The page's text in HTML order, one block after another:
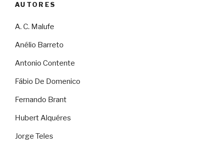
AUTORES
A. C. Malufe
Anélio Barreto
Antonio Contente
Fábio De Domenico
Fernando Brant
Hubert Alquéres
Jorge Teles